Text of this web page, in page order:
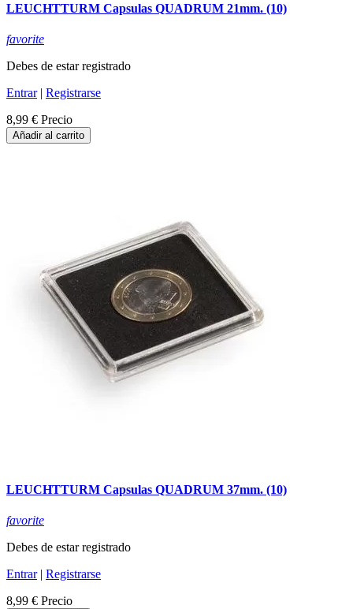
LEUCHTTURM Capsulas QUADRUM 21mm. (10)
favorite
Debes de estar registrado
Entrar| Registrarse
8,99 € Precio
Añadir al carrito
LEUCHTTURM Capsulas QUADRUM 37mm. (10)
favorite
Debes de estar registrado
Entrar| Registrarse
8,99 € Precio